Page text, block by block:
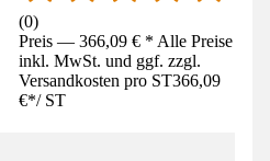
(0)
Preis — 366,09 € * Alle Preise
inkl. MwSt. und ggf. zzgl.
Versandkosten pro ST366,09
€*/ ST